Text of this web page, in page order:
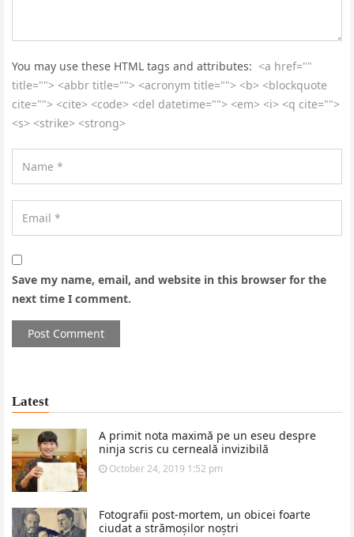
You may use these HTML tags and attributes: <a href=""
title=""> <abbr title=""> <acronym title=""> <b> <blockquote
cite=""> <cite> <code> <del datetime=""> <em> <i> <q cite="">
<s> <strike> <strong>
Save my name, email, and website in this browser for the
next time I comment.
Latest
A primit nota maximă pe un eseu despre
ninja scris cu cerneală invizibilă
October 24, 2019 1:52 pm
Fotografii post-mortem, un obicei foarte
ciudat a strămoșilor noștri